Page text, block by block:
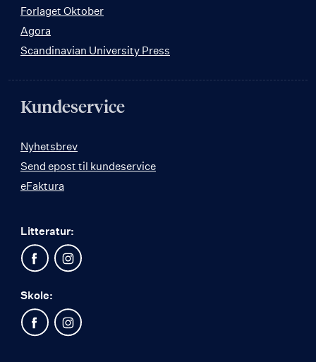
Forlaget Oktober
Agora
Scandinavian University Press
Kundeservice
Nyhetsbrev
Send epost til kundeservice
eFaktura
Litteratur:
Skole: